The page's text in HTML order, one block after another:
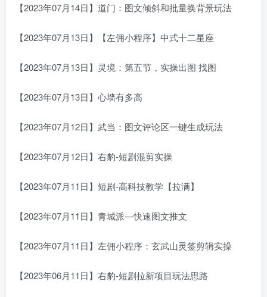
【2023年07月14日】道门：图文倾斜和批量换背景玩法
【2023年07月13日】【左佣小程序】中式十二星座
【2023年07月13日】灵境：第五节，实操出图 找图
【2023年07月13日】心墙有多高
【2023年07月12日】武当：图文评论区一键生成玩法
【2023年07月12日】右豹-短剧混剪实操
【2023年07月11日】短剧-高科技教学【拉满】
【2023年07月11日】青城派—快速图文推文
【2023年07月11日】左佣小程序：玄武山灵签剪辑实操
【2023年06月11日】右豹-短剧拉新项目玩法思路